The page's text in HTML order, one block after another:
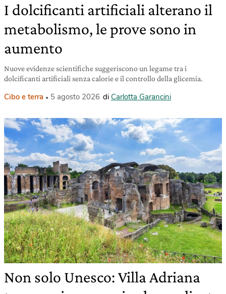
I dolcificanti artificiali alterano il
metabolismo, le prove sono in
aumento
Nuove evidenze scientifiche suggeriscono un legame tra i
dolcificanti artificiali senza calorie e il controllo della glicemia.
Cibo e terra 5 agosto 2026 di Carlotta Garancini
Non solo Unesco: Villa Adriana